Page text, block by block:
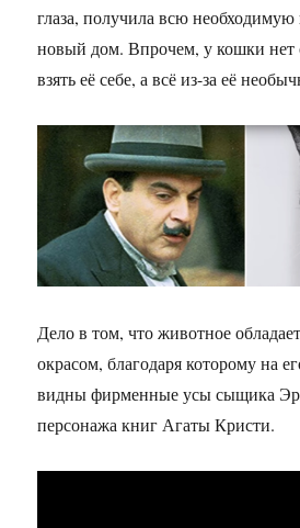
глаза, получила всю
новый дом. Впрочем, у кошки
взять её себе, а всё из-за её
Дело в том, что животное
окрасом, благодаря которому на
видны фирменные усы сыщика
персонажа книг Агаты Кристи.